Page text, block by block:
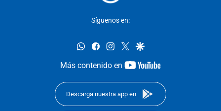
Síguenos en:
whatsappfacebookinstagram
twittergoogle
Más contenido en
youtube-
Descarga nuestra app en